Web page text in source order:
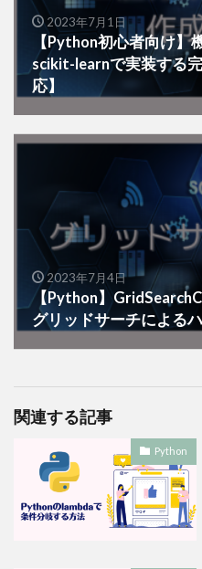
2023年7月1日
【Python初心者向け】
scikit-learnで実装する
応】
2023年7月4日
【Python】
グリッドサーチによる
関連する記事
Python